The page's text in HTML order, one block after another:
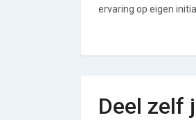
ervaring op eigen
Deel zelf